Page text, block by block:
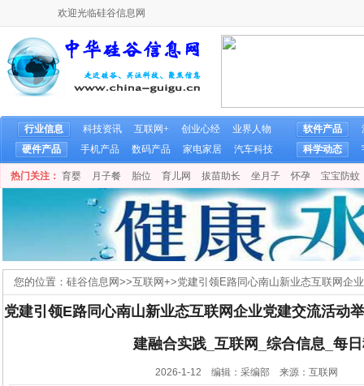
欢迎光临硅谷信息网
行业信息 科技资讯 互联网+ 创业心经
业界人物
硬件产品
手机产品 数码产品 家电家居 汽车科技
软件产品
科学动态
热门关注： 育婴 月子餐 胎位 育儿网 拔苗助长 坐月子 怀孕 宝宝防蚊
您的位置： 硅谷信息网>>互联网+>党建引领E路同心南山新业态互联网企
AI+教育党建融合实践_互联网_综合信息_每日科技网
党建引领E路同心南山新业态互联网企业党建交流活动
建融合实践_互联网_综合信息_每
2026-1-12 编辑：采编部 来源：互联网